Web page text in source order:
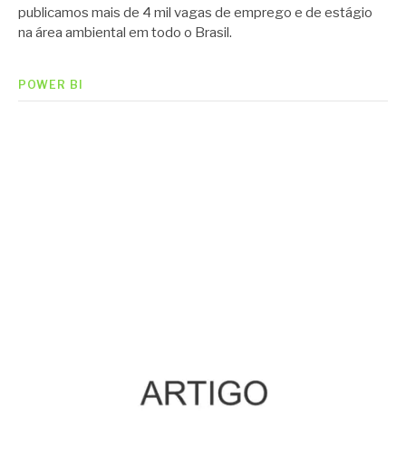
publicamos mais de 4 mil vagas de emprego e de estágio
na área ambiental em todo o Brasil.
POWER BI